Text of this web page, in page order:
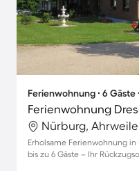
Ferienwohnung ∙ 6 Gäste
Ferienwohnung
Nürburg,
Erholsame Ferienwohnung
bis zu 6 Gäste – Ihr